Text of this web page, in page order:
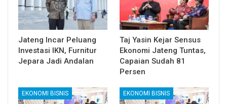
Jateng Incar Peluang
Investasi IKN, Furnitur
Jepara Jadi Andalan
Taj Yasin Kejar Sensus
Ekonomi Jateng Tuntas,
Capaian Sudah 81
Persen
EKONOMI BISNIS EKONOMI BISNIS